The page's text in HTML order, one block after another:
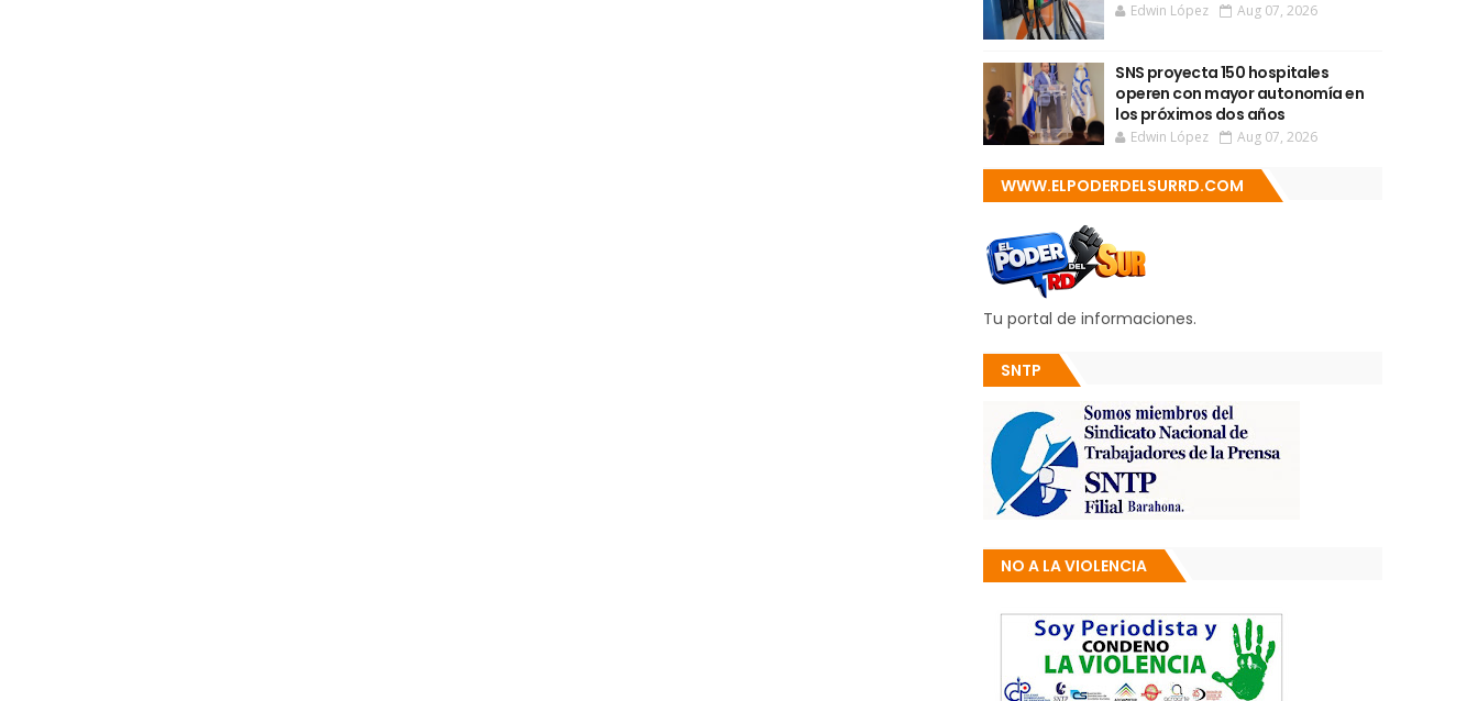
Edwin López Aug 07, 2026
SNS proyecta 150 hospitales
operen con mayor autonomía en
los próximos dos años
Edwin López Aug 07, 2026
WWW.ELPODERDELSURRD.COM
Tu portal de informaciones.
SNTP
NO A LA VIOLENCIA